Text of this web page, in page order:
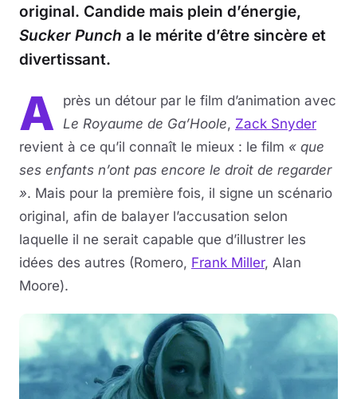
Forum
original. Candide mais plein d’énergie,
Sucker Punch a le mérite d’être sincère et
divertissant.
A près un détour par le film d’animation avec
Le Royaume de Ga’Hoole, Zack Snyder
revient à ce qu’il connaît le mieux : le film « que
ses enfants n’ont pas encore le droit de regarder
». Mais pour la première fois, il signe un scénario
original, afin de balayer l’accusation selon
laquelle il ne serait capable que d’illustrer les
idées des autres (Romero, Frank Miller, Alan
Moore).